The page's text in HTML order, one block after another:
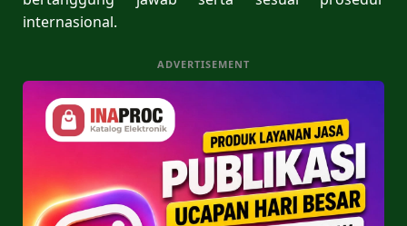
internasional.
ADVERTISEMENT